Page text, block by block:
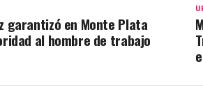
garantizó en Monte Plata
al hombre de trabajo